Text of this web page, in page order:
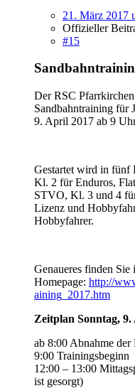
21. März 2017
Offizieller
#15
Der RSC
Sandbahntraining für
9. April 2017 ab 9
Gestartet wird in fünf
Kl. 2 für Enduros,
STVO, Kl. 3 und 4
Lizenz und
Hobbyfahrer.
Genaueres finden
Homepage: http://
aining_2017.htm
Zeitplan Sonntag,
ab 8:00 Abnahme der
9:00 Trainingsbeginn
12:00 – 13:00
ist gesorgt)